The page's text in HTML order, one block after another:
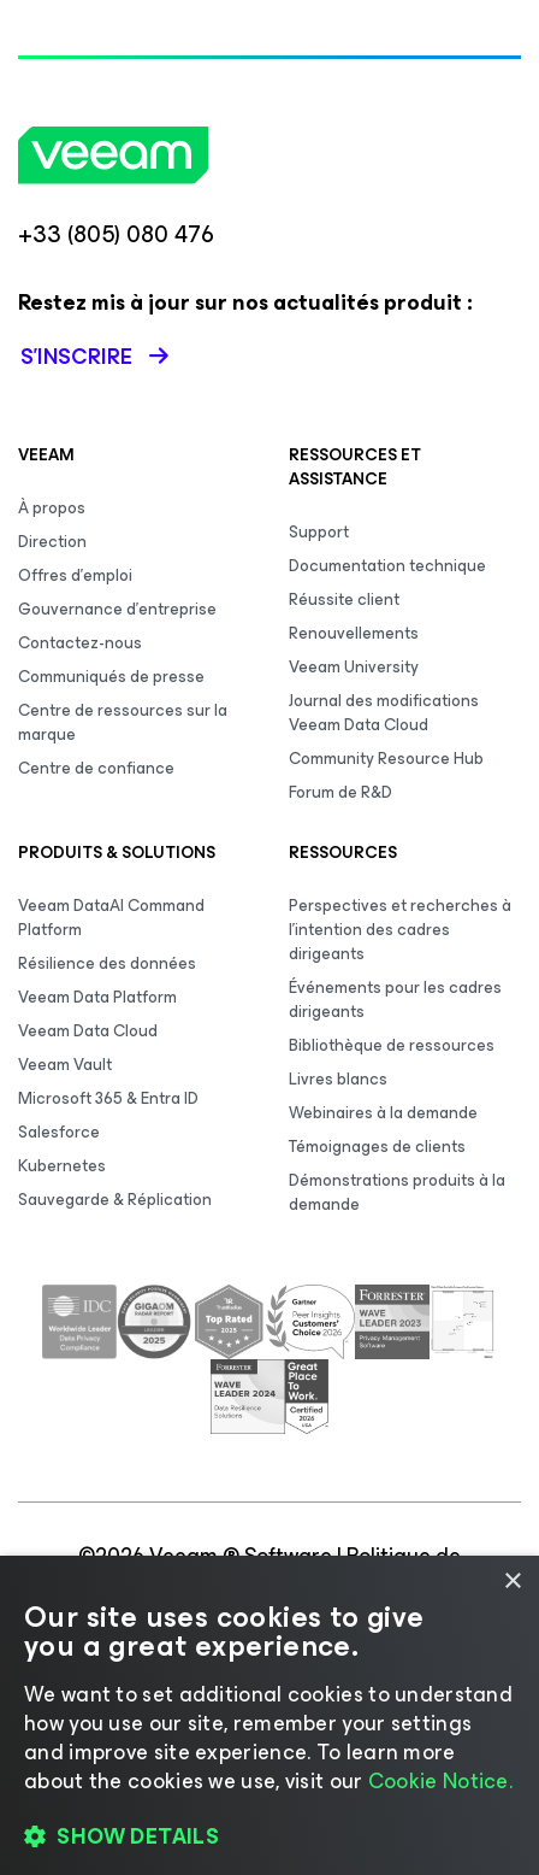
+33 (805) 080 476
Restez mis à jour sur nos actualités produit :
S’INSCRIRE
VEEAM
À propos
Direction
Offres d’emploi
Gouvernance d’entreprise
Contactez-nous
Communiqués de presse
Centre de ressources sur la
marque
Centre de confiance
RESSOURCES ET
ASSISTANCE
Support
Documentation technique
Réussite client
Renouvellements
Veeam University
Journal des modifications
Veeam Data Cloud
Community Resource Hub
Forum de R&D
PRODUITS & SOLUTIONS
Veeam DataAI Command
Platform
Résilience des données
Veeam Data Platform
Veeam Data Cloud
Veeam Vault
Microsoft 365 & Entra ID
Salesforce
Kubernetes
Sauvegarde & Réplication
RESSOURCES
Perspectives et recherches à
l’intention des cadres
dirigeants
Événements pour les cadres
dirigeants
Bibliothèque de ressources
Livres blancs
Webinaires à la demande
Témoignages de clients
Démonstrations produits à la
demande
©2026 Veeam ® Software |Politique de
|
Secteur juridique|Politique de licences
Ressources pour les fournisseurs
Changer de langue
×
Our site uses cookies to give
you a great experience.
We want to set additional cookies to understand
how you use our site, remember your settings
and improve site experience. ​To learn more
about the cookies we use, visit our Cookie Notice.
SHOW DETAILS